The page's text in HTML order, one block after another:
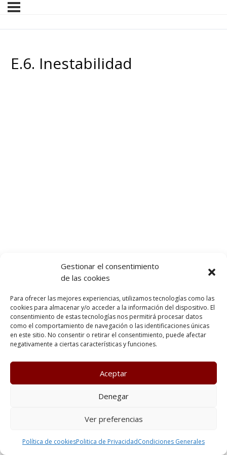
Gestionar el consentimiento
de las cookies
Para ofrecer las mejores experiencias, utilizamos tecnologías como las
cookies para almacenar y/o acceder a la información del dispositivo. El
consentimiento de estas tecnologías nos permitirá procesar datos
como el comportamiento de navegación o las identificaciones únicas
en este sitio. No consentir o retirar el consentimiento, puede afectar
negativamente a ciertas características y funciones.
Aceptar
Denegar
Ver preferencias
Política de cookiesPolitica de PrivacidadCondiciones Generales
E.6. Inestabilidad